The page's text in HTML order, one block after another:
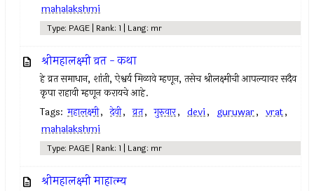
mahalakshmi
Type: PAGE | Rank: 1 | Lang: mr
श्रीमहालक्ष्मी व्रत - कथा
हे व्रत समाधान, शांती, ऐश्वर्य मिळावे म्हणून, तसेच श्रीलक्ष्मीची आपल्यावर सदैव
कृपा राहावी म्हणून करायचे आहे.
Tags: महालक्ष्मी, देवी, व्रत, गुरुवार, devi, guruwar, vrat,
mahalakshmi
Type: PAGE | Rank: 1 | Lang: mr
श्रीमहालक्ष्मी माहात्म्य